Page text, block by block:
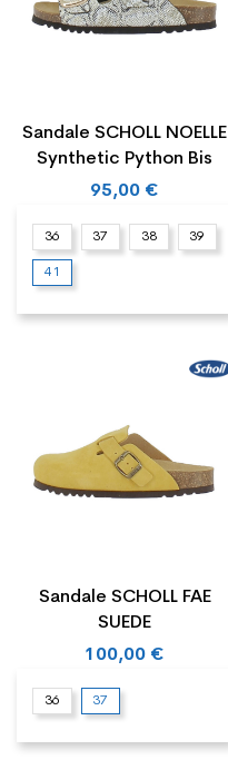
Sandale SCHOLL NOELLE
Synthetic Python Bis
95,00 €
36 37 38 39
41
Sandale SCHOLL FAE
SUEDE
100,00 €
36 37